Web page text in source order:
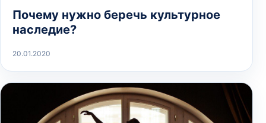
Почему нужно беречь культурное
наследие?
20.01.2020